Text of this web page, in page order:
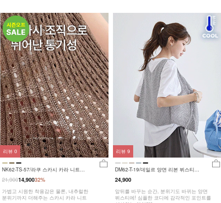
NK62-TS-57/라쿠 스카시 카라 니트
_HR
32%
21,90014,900
가볍고 시원한 착용감은 물론, 내추럴한
분위기까지 더해주는 스카시 카라 니트
리뷰 0
DM62-T-19/데일르 양면 리본 뷔스티에
_YN
24,900
앞뒤를 바꾸는 순간, 분위기도 바뀌는 양면
뷔스티에! 심플한 코디에 감각적인 포인트를
리뷰 9